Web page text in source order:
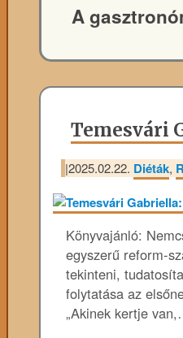
A
Temesvári
|2025.02.22. Diéták,
Könyvajánló:
egyszerű reform-
tekinteni,
folytatása az
„Akinek kertje